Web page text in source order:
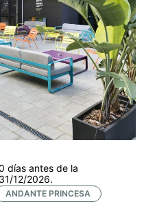
días antes de la
12/2026.
ANDANTE PRINCESA